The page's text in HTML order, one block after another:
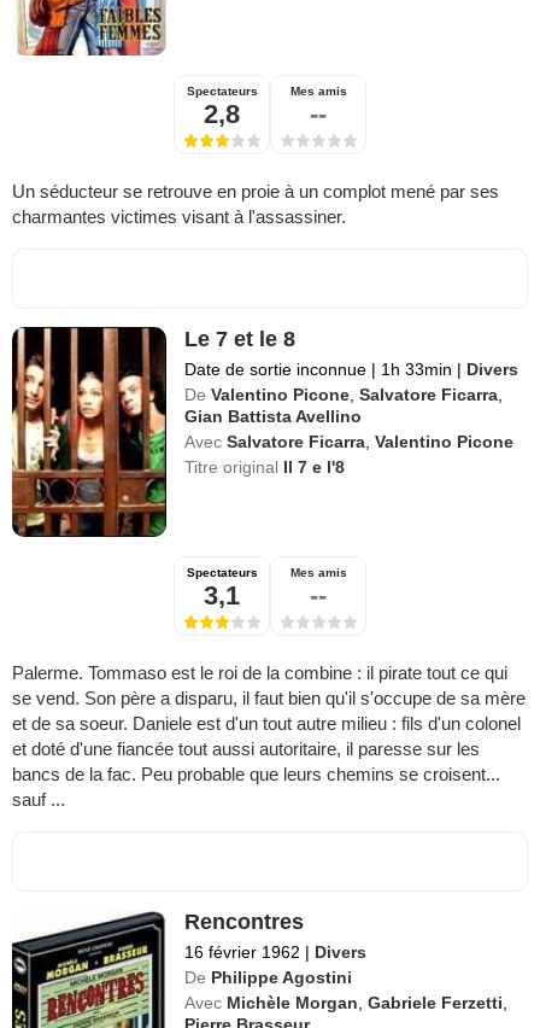
Spectateurs
2,8
Mes amis
--
Un séducteur se retrouve en proie à un complot mené par ses
charmantes victimes visant à l'assassiner.
Le 7 et le 8
Date de sortie inconnue | 1h 33min | Divers
De Valentino Picone ,Salvatore Ficarra
Gian Battista Avellino
Avec Salvatore Ficarra ,Valentino Picone
Titre original Il 7 e l'8
Spectateurs
3,1
Mes amis
--
Palerme. Tommaso est le roi de la combine : il pirate tout ce qui
se vend. Son père a disparu, il faut bien qu'il s'occupe de sa mère
et de sa soeur. Daniele est d'un tout autre milieu : fils d'un colonel
et doté d'une fiancée tout aussi autoritaire, il paresse sur les
bancs de la fac. Peu probable que leurs chemins se croisent...
sauf ...
Rencontres
16 février 1962 | Divers
De Philippe Agostini
Avec Michèle Morgan,Gabriele Ferzetti,